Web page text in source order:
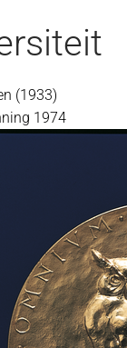
(1933)
1974